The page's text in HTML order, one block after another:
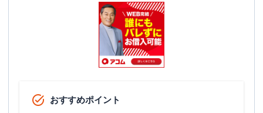
おすすめポイント